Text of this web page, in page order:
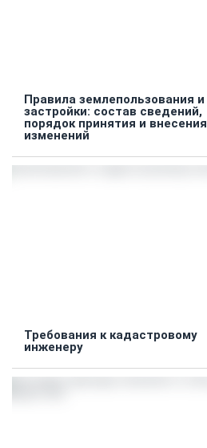
Правила землепользования и
застройки: состав сведений,
порядок принятия и внесения
изменений
Требования к кадастровому
инженеру